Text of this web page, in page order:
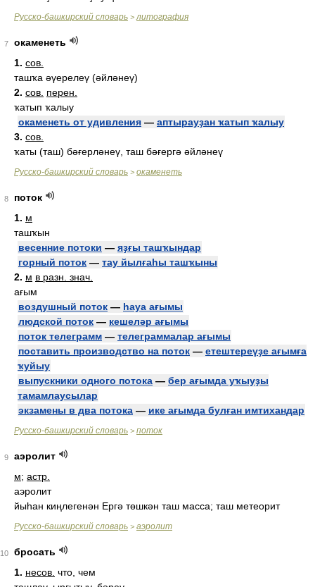
Русско-башкирский словарь > литография
7
окаменеть
1. сов.
ташҡа әүерелеү (әйләнеү)
2. сов. перен.
ҡатып ҡалыу
окаменеть от удивления — аптырауҙан ҡатып ҡалыу
3. сов.
ҡаты (таш) бәғерләнеү, таш бәғергә әйләнеү
Русско-башкирский словарь > окаменеть
8
поток
1. м
ташҡын
весенние потоки — яҙғы ташҡындар
горный поток — тау йылғаһы ташҡыны
2. м в разн. знач.
ағым
воздушный поток — һауа ағымы
людской поток — кешеләр ағымы
поток телеграмм — телеграммалар ағымы
поставить производство на поток — етештереүҙе ағымға
ҡуйыу
выпускники одного потока — бер ағымда уҡыуҙы
тамамлаусылар
экзамены в два потока — ике ағымда булған имтихандар
Русско-башкирский словарь > поток
9
аэролит
м; астр.
аэролит
йыһан киңлегенән Ергә төшкән таш масса; таш метеорит
Русско-башкирский словарь > аэролит
10
бросать
1. несов. что, чем